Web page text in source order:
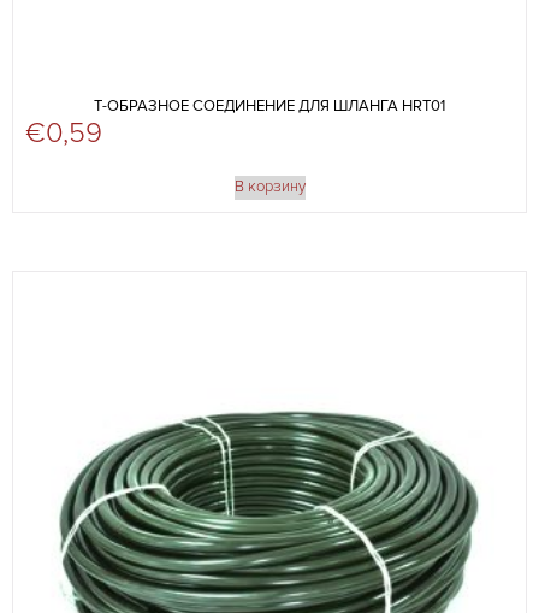
Т-ОБРАЗНОЕ СОЕДИНЕНИЕ ДЛЯ ШЛАНГА HRT01
€0,59
В корзину